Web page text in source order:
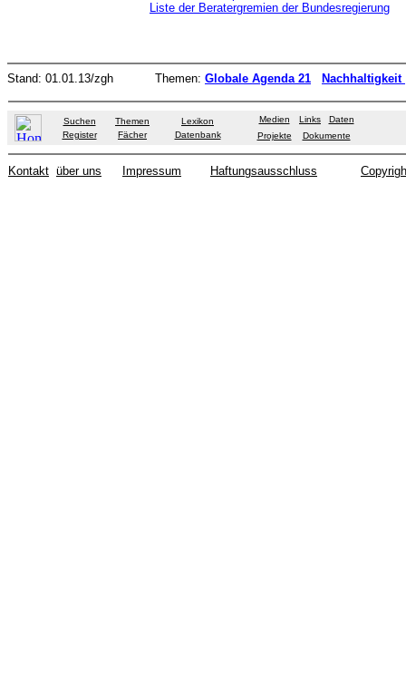
Liste der Beratergremien der Bundesregierung
Stand: 01.01.13/zgh Themen: Globale Agenda 21 Nachhaltigkeit
Suchen Themen
Lexikon
Register
Fächer Datenbank
Medien Links
Daten
Projekte
Dokumente
Kontakt über uns Impressum Haftungsausschluss